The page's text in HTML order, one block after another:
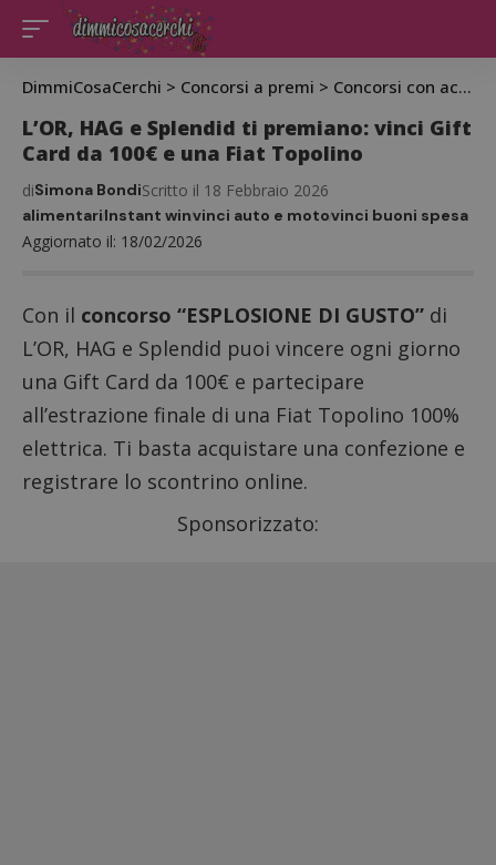
DimmiCosaCerchi > Concorsi a premi > Concorsi con acquisto
L’OR, HAG e Splendid ti premiano: vinci Gift
Card da 100€ e una Fiat Topolino
Aggiornato il: 18/02/2026
diSimona BondiScritto il 18 Febbraio 2026
alimentariInstant winvinci auto e motovinci buoni spesa
Con il concorso “ESPLOSIONE DI GUSTO” di
L’OR, HAG e Splendid puoi vincere ogni giorno
una Gift Card da 100€ e partecipare
all’estrazione finale di una Fiat Topolino 100%
elettrica. Ti basta acquistare una confezione e
registrare lo scontrino online.
Sponsorizzato: